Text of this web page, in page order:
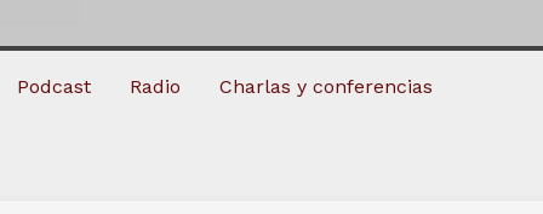
Podcast Radio Charlas y conferencias